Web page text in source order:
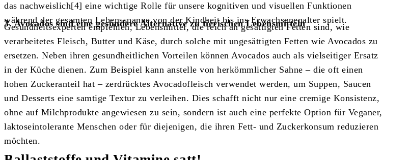
das nachweislich[4] eine wichtige Rolle für unsere kognitiven und visuellen Funktionen
während der gesamten Lebensspanne von der Kindheit bis ins Erwachsenenalter spielt.
3. Avocados sind eine gesündere Alternative zu tierischen Lebensmitteln
Gesundheitsexperten empfehlen, Lebensmittel, die reich an gesättigten Fetten sind, wie
verarbeitetes Fleisch, Butter und Käse, durch solche mit ungesättigten Fetten wie Avocados zu
ersetzen. Neben ihren gesundheitlichen Vorteilen können Avocados auch als vielseitiger Ersatz
in der Küche dienen. Zum Beispiel kann anstelle von herkömmlicher Sahne – die oft einen
hohen Zuckeranteil hat – zerdrücktes Avocadofleisch verwendet werden, um Suppen, Saucen
und Desserts eine samtige Textur zu verleihen. Dies schafft nicht nur eine cremige Konsistenz,
ohne auf Milchprodukte angewiesen zu sein, sondern ist auch eine perfekte Option für Veganer,
laktoseintolerante Menschen oder für diejenigen, die ihren Fett- und Zuckerkonsum reduzieren
möchten.